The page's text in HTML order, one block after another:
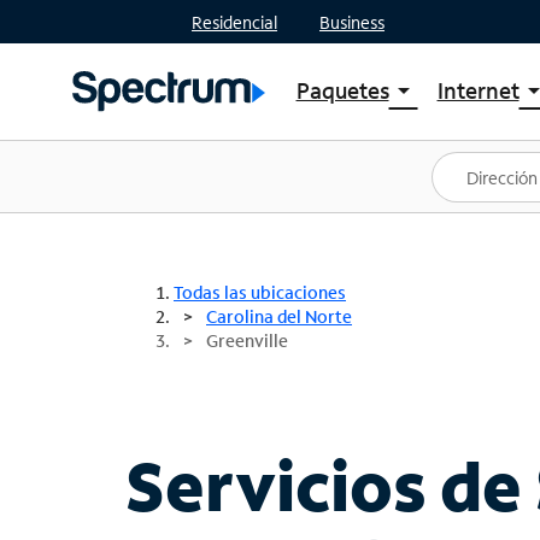
Residencial Business
Paquetesarrow_drop_down
Ver paquetes
Spectrum One
Mejores ofertas
Internetarrow_drop_down
Planes
Todas las ubicaciones
Carolina del Norte
Greenville
Servicios